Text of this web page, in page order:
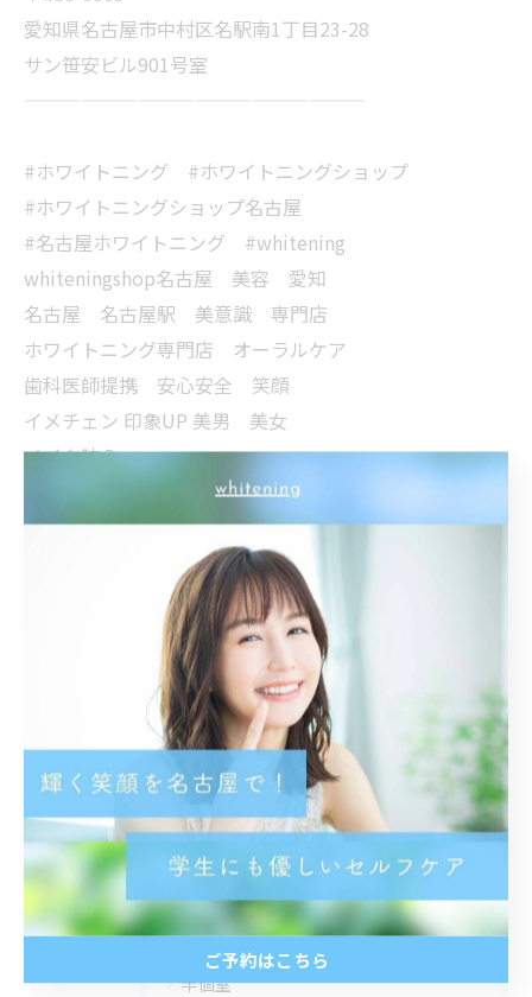
愛知県名古屋市中村区名駅南1丁目23-28
サン笹安ビル901号室
#ホワイトニング #ホワイトニングショップ
#ホワイトニングショップ名古屋
#名古屋ホワイトニング #whitening
whiteningshop名古屋 美容 愛知
名古屋 名古屋駅 美意識 専門店
ホワイトニング専門店 オーラルケア
歯科医師提携 安心安全 笑顔
イメチェン 印象UP 美男 美女
メイク映え
一覧に戻る
カテゴリー Categories
全てのカテゴリー
トーンアップ
都度払い
分割払い
半個室
ご予約はこちら